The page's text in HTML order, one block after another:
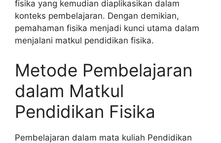
fisika yang kemudian diaplikasikan dalam
konteks pembelajaran. Dengan demikian,
pemahaman fisika menjadi kunci utama dalam
menjalani matkul pendidikan fisika.
Metode Pembelajaran
dalam Matkul
Pendidikan Fisika
Pembelajaran dalam mata kuliah Pendidikan